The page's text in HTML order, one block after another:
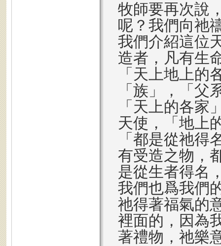
牧師要再次說
呢？我們向祂
我們介紹這位
造者，凡有生
「天上地上的
「族」，「父
「天上的各家
天使，「地上
「都是從祂得
有受造之物，
是從生者得名
我們也爲我們
祂得著福氣的
裡面的，因為
著禮物，祂樂